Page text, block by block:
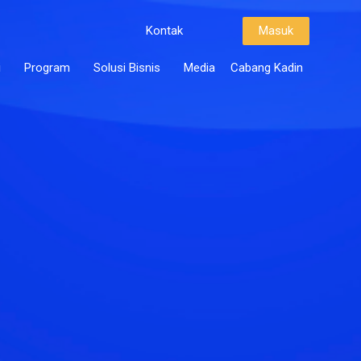
Kontak Masuk
Program Solusi Bisnis Media Cabang Kadin